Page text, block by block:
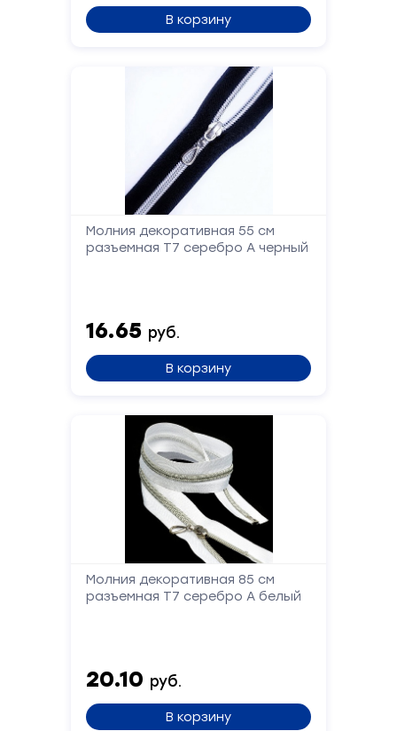
В корзину
Молния декоративная 55 см
разъемная Т7 серебро А черный
16.65 руб.
В корзину
Молния декоративная 85 см
разъемная Т7 серебро А белый
20.10 руб.
В корзину
Форма
Заполните
форму,
и
мы
вам
перезвоним
Ваше